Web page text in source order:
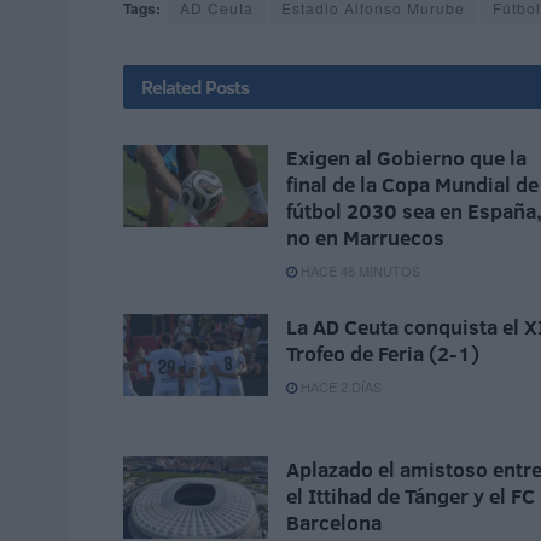
Tags: AD Ceuta Estadio Alfonso Murube Fútbol
Related Posts
Exigen al Gobierno que la
final de la Copa Mundial de
fútbol 2030 sea en España,
no en Marruecos
HACE 46 MINUTOS
La AD Ceuta conquista el
Trofeo de Feria (2-1)
HACE 2 DÍAS
Aplazado el amistoso entre
el Ittihad de Tánger y el FC
Barcelona